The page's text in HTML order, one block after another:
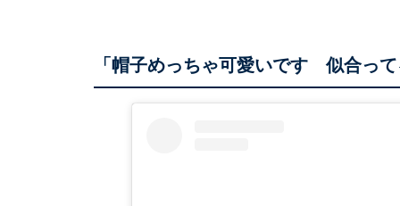
「帽子めっちゃ可愛いです 似合っ